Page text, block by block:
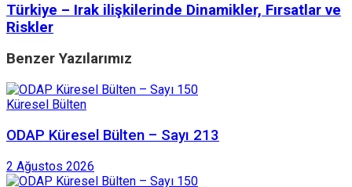
Türkiye – Irak ilişkilerinde Dinamikler, Fırsatlar ve
Riskler
BenzerYazılarımız
Küresel Bülten
ODAP Küresel Bülten – Sayı 213
2 Ağustos 2026